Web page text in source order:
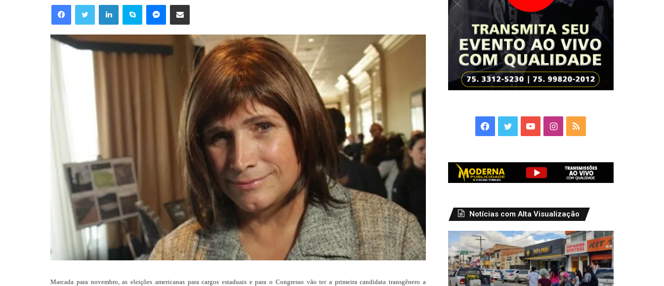
e-
FacebookTwitter LinkedinSkype Messenger
Compartilhar via e-mail
Marcada para novembro, as eleições americanas para cargos estaduais e para o Congresso vão ter a primeira candidata transgênero a
Facebook
TwitterYouTubeInstagram
RSS
Notícias com Alta Visualização